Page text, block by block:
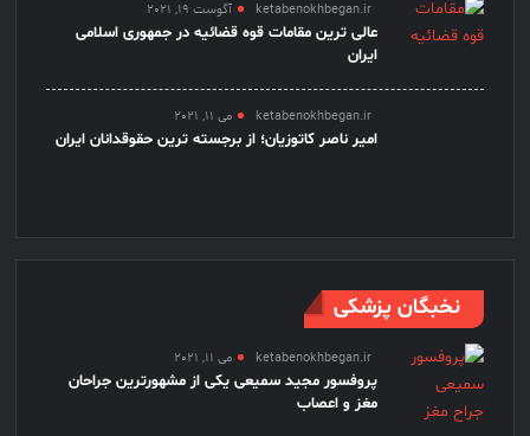
ketabenokhbegan.ir آگوست 19, 2021
عالی ترین مقامات قوه قضائیه در جمهوری اسلامی
ایران
ketabenokhbegan.ir می 11, 2021
امیر ناصر کاتوزیان؛ از برجسته ترین حقوقدانان ایران
نخبگان پزشکی
ketabenokhbegan.ir می 11, 2021
پروفسور مجید سمیعی یکی از مشهورترین جراحان
مغز و اعصاب